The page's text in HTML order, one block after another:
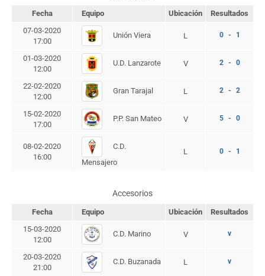
Fecha Equipo Ubicación
Resultados
07-03-2020
17:00
Unión Viera L 0 - 1
01-03-2020
12:00
U.D. Lanzarote V 2 - 0
22-02-2020
12:00
Gran Tarajal L 2 - 2
15-02-2020
17:00
P.P. San Mateo V 5 - 0
08-02-2020
16:00
C.D.
Mensajero
L 0 - 1
Accesorios
Fecha Equipo Ubicación
Resultados
15-03-2020
12:00
C.D. Marino V v
20-03-2020
21:00
C.D. Buzanada L v